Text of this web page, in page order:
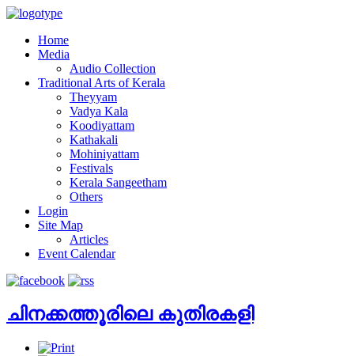
Home
Media
Audio Collection
Traditional Arts of Kerala
Theyyam
Vadya Kala
Koodiyattam
Kathakali
Mohiniyattam
Festivals
Kerala Sangeetham
Others
Login
Site Map
Articles
Event Calendar
ചിനക്കത്തൂരിലെ കുതിരകളി